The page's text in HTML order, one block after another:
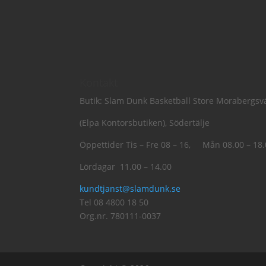
Butik: Slam Dunk Basketball Store
(Elpa Kontorsbutiken), Södertälje
Öppettider Tis – Fre 08 – 16, Mån 08.00 –
Lördagar 11.00 – 14.00
kundtjanst@slamdunk.se
Tel 08 4800 18 50
Org.nr. 780111-0037